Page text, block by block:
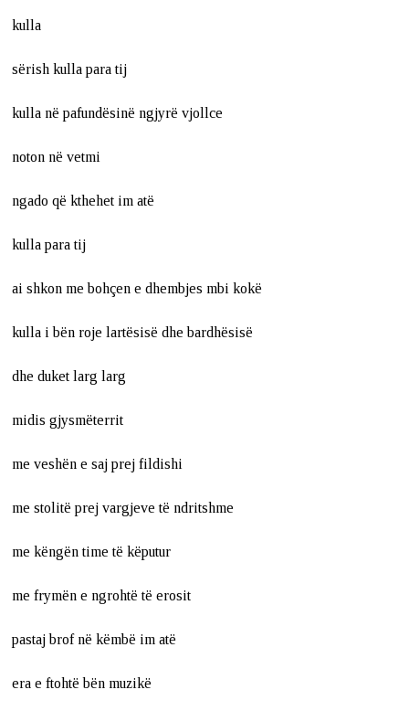
kulla
sërish kulla para tij
kulla në pafundësinë ngjyrë vjollce
noton në vetmi
ngado që kthehet im atë
kulla para tij
ai shkon me bohçen e dhembjes mbi kokë
kulla i bën roje lartësisë dhe bardhësisë
dhe duket larg larg
midis gjysmëterrit
me veshën e saj prej fildishi
me stolitë prej vargjeve të ndritshme
me këngën time të këputur
me frymën e ngrohtë të erosit
pastaj brof në këmbë im atë
era e ftohtë bën muzikë